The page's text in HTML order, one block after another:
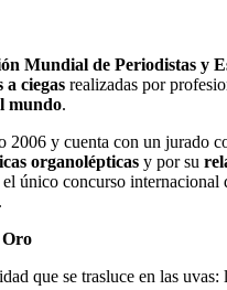
Mundial de Periodistas y
a ciegas realizadas por
mundo.
2006 y cuenta con un jurado
organolépticas y por su
único concurso
Oro
que se trasluce en las uvas: